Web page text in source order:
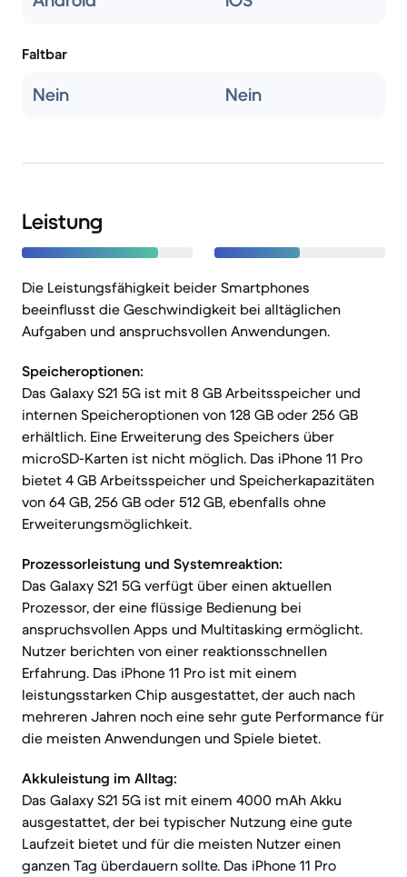
Faltbar
Nein Nein
Leistung
Die Leistungsfähigkeit beider Smartphones
beeinflusst die Geschwindigkeit bei alltäglichen
Aufgaben und anspruchsvollen Anwendungen.
Speicheroptionen:
Das Galaxy S21 5G ist mit 8 GB Arbeitsspeicher und
internen Speicheroptionen von 128 GB oder 256 GB
erhältlich. Eine Erweiterung des Speichers über
microSD-Karten ist nicht möglich. Das iPhone 11 Pro
bietet 4 GB Arbeitsspeicher und Speicherkapazitäten
von 64 GB, 256 GB oder 512 GB, ebenfalls ohne
Erweiterungsmöglichkeit.
Prozessorleistung und Systemreaktion:
Das Galaxy S21 5G verfügt über einen aktuellen
Prozessor, der eine flüssige Bedienung bei
anspruchsvollen Apps und Multitasking ermöglicht.
Nutzer berichten von einer reaktionsschnellen
Erfahrung. Das iPhone 11 Pro ist mit einem
leistungsstarken Chip ausgestattet, der auch nach
mehreren Jahren noch eine sehr gute Performance für
die meisten Anwendungen und Spiele bietet.
Akkuleistung im Alltag:
Das Galaxy S21 5G ist mit einem 4000 mAh Akku
ausgestattet, der bei typischer Nutzung eine gute
Laufzeit bietet und für die meisten Nutzer einen
ganzen Tag überdauern sollte. Das iPhone 11 Pro